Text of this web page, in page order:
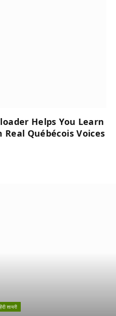
Helps You Learn
Real Québécois Voices
शायरी